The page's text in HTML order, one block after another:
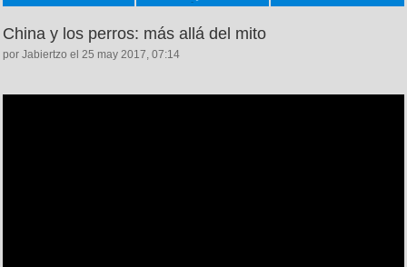
China y los perros: más allá del mito
por Jabiertzo el 25 may 2017, 07:14